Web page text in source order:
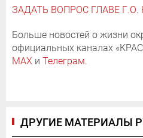
ЗАДАТЬ ВОПРОС ГЛАВЕ Г.О.
Больше новостей о жизни
официальных каналах
MAX и Телеграм.
ДРУГИЕ МАТЕРИАЛЫ